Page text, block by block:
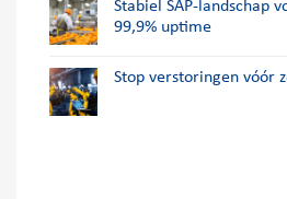
Stabiel SAP-landschap
99,9% uptime
Stop verstoringen vóór